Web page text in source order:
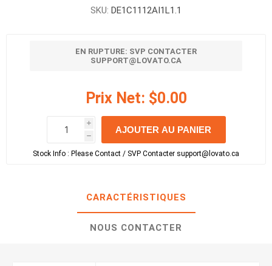
SKU: DE1C1112AI1L1.1
EN RUPTURE: SVP CONTACTER
SUPPORT@LOVATO.CA
Prix Net: $0.00
i
h
h
AJOUTER AU PANIER
Stock Info : Please Contact / SVP Contacter support@lovato.ca
CARACTÉRISTIQUES
NOUS CONTACTER